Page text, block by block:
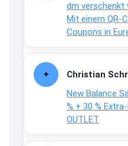
dm verschenkt
Mit einem QR-
Coupons in
Christian
New Balance
% + 30 %
OUTLET
Joachim
Gratis 11
Proben
↩
Joachim
Gratis